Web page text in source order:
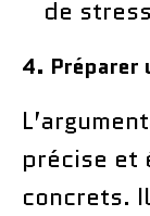
de stress
4. Préparer
précise et
concrets.